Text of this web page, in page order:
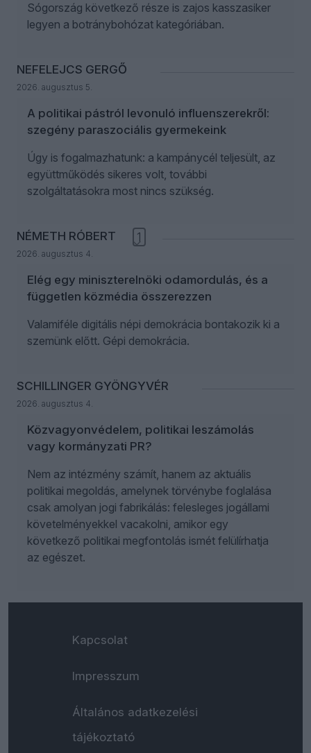
Sógország következő része is zajos kasszasiker
legyen a botránybohózat kategóriában.
NEFELEJCS GERGŐ
2026. augusztus 5.
A politikai pástról levonuló influenszerekről:
szegény paraszociális gyermekeink
Úgy is fogalmazhatunk: a kampánycél teljesült, az
együttműködés sikeres volt, további
szolgáltatásokra most nincs szükség.
NÉMETH RÓBERT
2026. augusztus 4.
1
Elég egy miniszterelnöki odamordulás, és a
független közmédia összerezzen
Valamiféle digitális népi demokrácia bontakozik ki a
szemünk előtt. Gépi demokrácia.
SCHILLINGER GYÖNGYVÉR
2026. augusztus 4.
Közvagyonvédelem, politikai leszámolás
vagy kormányzati PR?
Nem az intézmény számít, hanem az aktuális
politikai megoldás, amelynek törvénybe foglalása
csak amolyan jogi fabrikálás: felesleges jogállami
követelményekkel vacakolni, amikor egy
következő politikai megfontolás ismét felülírhatja
az egészet.
Kapcsolat
Impresszum
Általános adatkezelési
tájékoztató